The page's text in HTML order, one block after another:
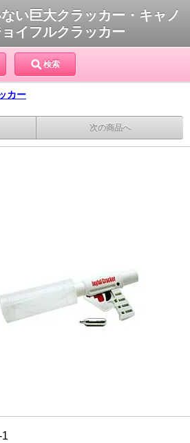
い巨大クラッカー・キャノ
イフルクラッカー
検索
カー
次の商品へ
1